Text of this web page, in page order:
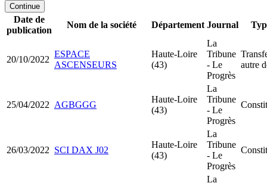
Continue
Date de
publication
Nom de la société Département Journal
20/10/2022
ESPACE
ASCENSEURS
Haute-Loire
(43)
La
Tribune
- Le
Progrès
autre
25/04/2022 AGBGGG
Haute-Loire
(43)
La
Tribune
- Le
Progrès
26/03/2022 SCI DAX J02
Haute-Loire
(43)
La
Tribune
- Le
Progrès
La